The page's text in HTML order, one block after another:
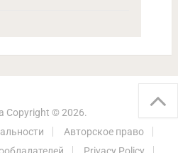
Copyright © 2026.
Авторское право